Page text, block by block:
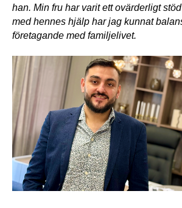
han. Min fru har varit ett ovärderligt
med hennes hjälp har jag kunnat
företagande med familjelivet.